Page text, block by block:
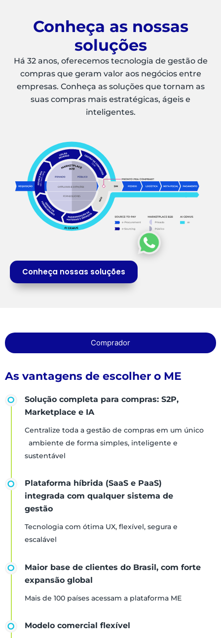
Conheça as nossas
soluções
Há 32 anos, oferecemos tecnologia de gestão de
compras que geram valor aos negócios entre
empresas. Conheça as soluções que tornam as
suas compras mais estratégicas, ágeis e
inteligentes.
Conheça nossas soluções
Comprador
As vantagens de escolher o ME
Solução completa para compras: S2P,
Marketplace e IA
Centralize toda a gestão de compras em um único
ambiente de forma simples, inteligente e
sustentável
Plataforma híbrida (SaaS e PaaS)
integrada com qualquer sistema de
gestão
Tecnologia com ótima UX, flexível, segura e
escalável
Maior base de clientes do Brasil, com forte
expansão global
Mais de 100 países acessam a plataforma ME
Modelo comercial flexível